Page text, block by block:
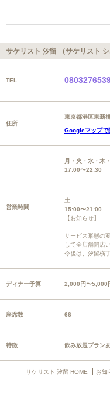
サケリスト 汐留 （サケリスト シ
TEL
住所
東京都港区東新
Googleマップで
営業時間
月・火・水・木
17:00〜22:30
土
15:00〜21:00
【お知らせ】
サービス形態の
して全店舗閉店
今後は、汐留横
ディナー予算 2,000円〜5,000
座席数 66
特徴 飲み放題プラン
サケリスト 汐留 HOME お知